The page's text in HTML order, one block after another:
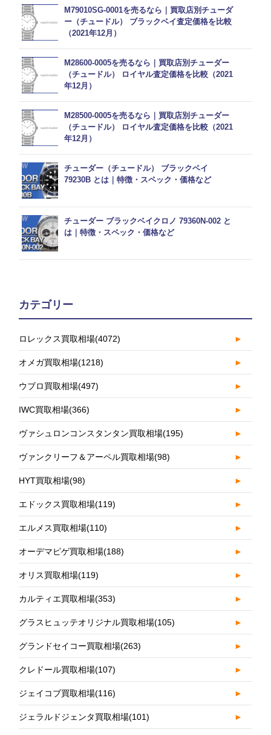
M79010SG-0001を売るなら｜買取店別チューダ
ー（チュードル） ブラックベイ査定価格を比較
（2021年12月）
M28600-0005を売るなら｜買取店別チューダー
（チュードル） ロイヤル査定価格を比較（2021
年12月）
M28500-0005を売るなら｜買取店別チューダー
（チュードル） ロイヤル査定価格を比較（2021
年12月）
チューダー（チュードル） ブラックベイ
79230B とは｜特徴・スペック・価格など
チューダー ブラックベイクロノ 79360N-002 と
は｜特徴・スペック・価格など
カテゴリー
ロレックス買取相場(4072) ►
オメガ買取相場(1218) ►
ウブロ買取相場(497) ►
IWC買取相場(366) ►
ヴァシュロンコンスタンタン買取相場(195) ►
ヴァンクリーフ＆アーペル買取相場(98) ►
HYT買取相場(98) ►
エドックス買取相場(119) ►
エルメス買取相場(110) ►
オーデマピゲ買取相場(188) ►
オリス買取相場(119) ►
カルティエ買取相場(353) ►
グラスヒュッテオリジナル買取相場(105) ►
グランドセイコー買取相場(263) ►
クレドール買取相場(107) ►
ジェイコブ買取相場(116) ►
ジェラルドジェンタ買取相場(101) ►